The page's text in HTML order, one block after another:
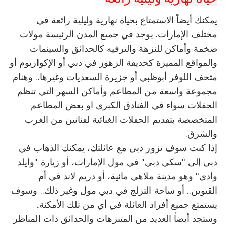
يمكنك أيضاً الاستمتاع بحياة نهارية وليلية رائعة في
مختلف الإمارات. يوجد في جميع المدن الرئيسة مولات
ضخمة وأماكن للنزهة والترفيه كالحدائق والسينمات
والمواقع المميزة كحديقة الزهور في دبي أو الإكواريوم أو
متحف اللوفر أبوظبي أو جزيرة السعديات وغيرها.. وهنام
مجموعة واسعة من المطاعم وأماكن السهر التي تنظم
الحفلات سواء في الفنادق الكبرى او بعض المطاعم
المتخصصة بتقديم الحفلات الغنائية لفنانين من الغرب
والشرق.
إذا كنت سوف تزور دبي مع عائلتك، يمكنك الذهاب في
دبي إلى "سكي دبي" في مول الإمارات، أو زيارة "وايلد
وادي" وهو مدينة ملاهي مائية، أو دريم لاند في أم
القيوين.. أو ساحة التزلج في دبي مول وغير ذلك.. وسوف
يستمتع جميع أفراد العائلة في أي من تلك الأمكنة.
وستجد أيضاً العديد من المتنزهات والحدائق ذات المناظر